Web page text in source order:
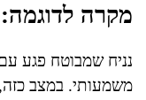
מקרה לדוגמה:
נניח שמבוטח פגע
משמעותי. במצב